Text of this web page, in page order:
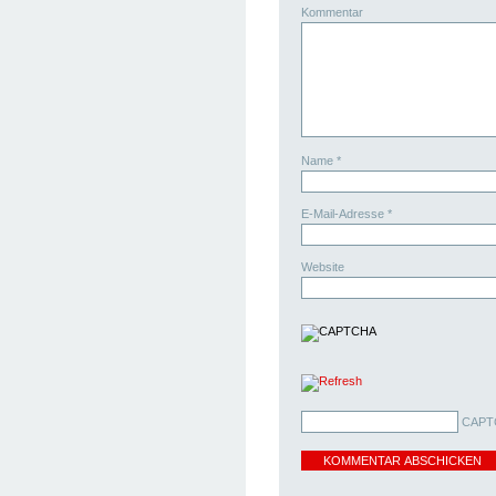
Kommentar
Name *
E-Mail-Adresse *
Website